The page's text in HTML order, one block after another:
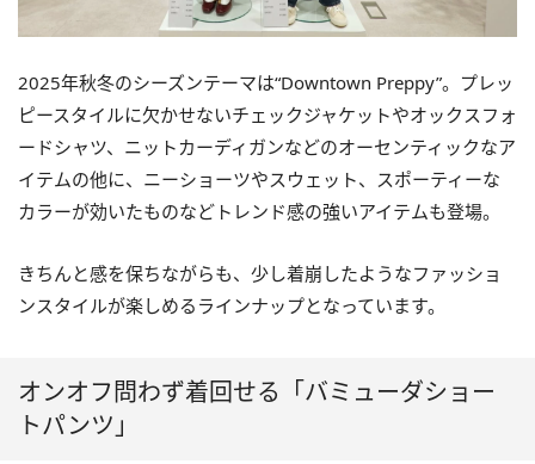
2025年秋冬のシーズンテーマは“Downtown Preppy”。プレッ
ピースタイルに欠かせないチェックジャケットやオックスフォ
ードシャツ、ニットカーディガンなどのオーセンティックなア
イテムの他に、ニーショーツやスウェット、スポーティーな
カラーが効いたものなどトレンド感の強いアイテムも登場。
きちんと感を保ちながらも、少し着崩したようなファッショ
ンスタイルが楽しめるラインナップとなっています。
オンオフ問わず着回せる「バミューダショー
トパンツ」